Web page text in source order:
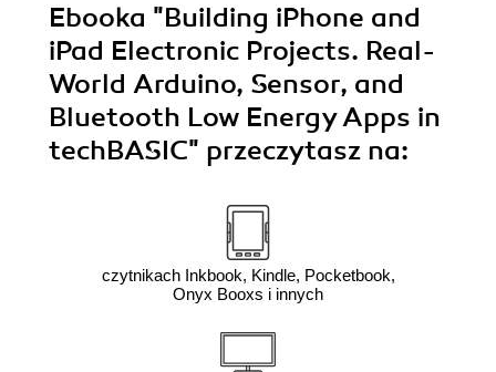
Ebooka "Building iPhone and
iPad Electronic Projects. Real-
World Arduino, Sensor, and
Bluetooth Low Energy Apps in
techBASIC" przeczytasz na:
czytnikach Inkbook, Kindle, Pocketbook,
Onyx Booxs i innych